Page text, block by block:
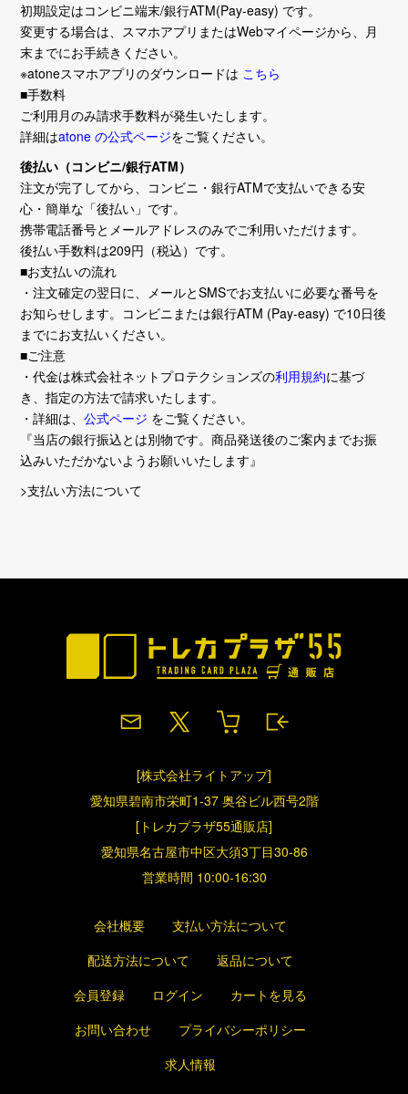
初期設定はコンビニ端末/銀行ATM(Pay-easy) です。
変更する場合は、スマホアプリまたはWebマイページから、月
末までにお手続きください。
※atoneスマホアプリのダウンロードは こちら
■手数料
ご利用月のみ請求手数料が発生いたします。
詳細はatone の公式ページをご覧ください。
後払い（コンビニ/銀行ATM）
注文が完了してから、コンビニ・銀行ATMで支払いできる安
心・簡単な「後払い」です。
携帯電話番号とメールアドレスのみでご利用いただけます。
後払い手数料は209円（税込）です。
■お支払いの流れ
・注文確定の翌日に、メールとSMSでお支払いに必要な番号を
お知らせします。コンビニまたは銀行ATM (Pay-easy) で10日後
までにお支払いください。
■ご注意
・代金は株式会社ネットプロテクションズの利用規約に基づ
き、指定の方法で請求いたします。
・詳細は、公式ページ をご覧ください。
『当店の銀行振込とは別物です。商品発送後のご案内までお振
込みいただかないようお願いいたします』
>支払い方法について
[株式会社ライトアップ]
愛知県碧南市栄町1-37 奥谷ビル西号2階
[トレカプラザ55通販店]
愛知県名古屋市中区大須3丁目30-86
営業時間 10:00-16:30
会社概要
支払い方法について
配送方法について
返品について
会員登録
ログイン
カートを見る
お問い合わせ
プライバシーポリシー
求人情報